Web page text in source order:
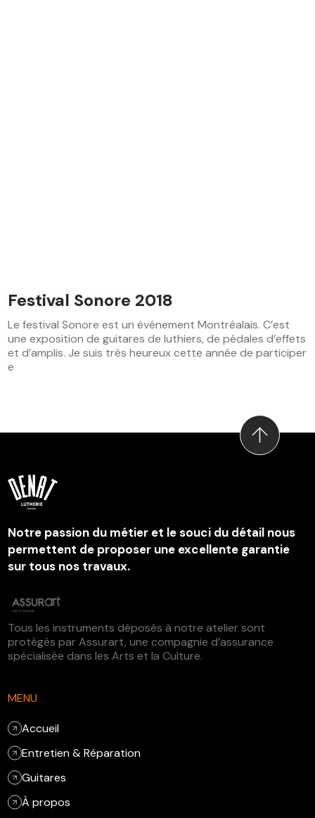
Festival Sonore 2018
Le festival Sonore est un événement Montréalais. C’est
une exposition de guitares de luthiers, de pédales d’effets
et d’amplis. Je suis très heureux cette année de participer
e
Notre passion du métier et le souci du détail nous
permettent de proposer une excellente garantie
sur tous nos travaux.
Tous les instruments déposés à notre atelier sont
protégés par Assurart, une compagnie d’assurance
spécialisée dans les Arts et la Culture.
MENU
Accueil
Entretien & Réparation
Guitares
À propos